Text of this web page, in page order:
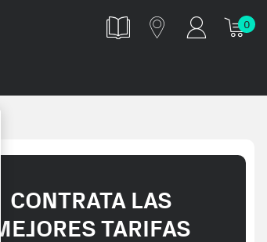
0
CONTRATA LAS
MEJORES TARIFAS